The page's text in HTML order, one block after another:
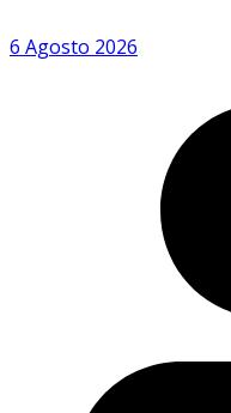
6 Agosto 2026